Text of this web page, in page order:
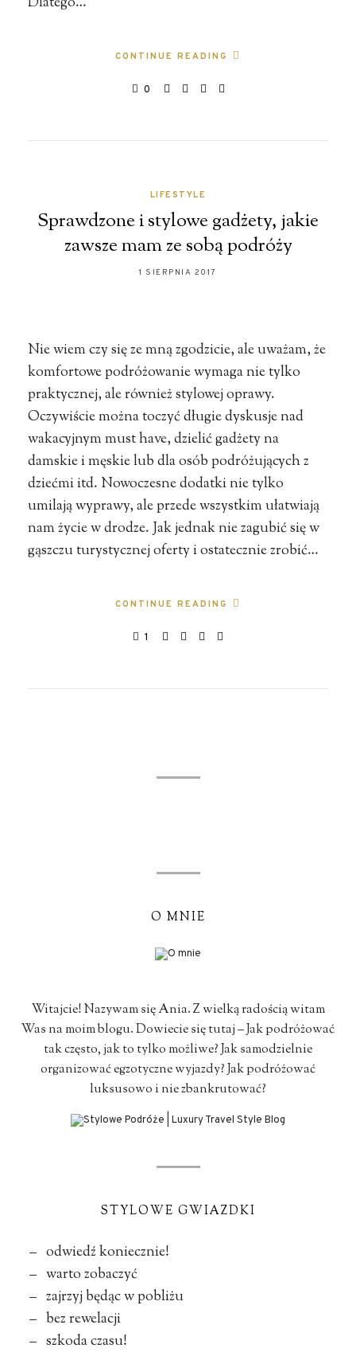
CONTINUE READING
0
LIFESTYLE
Sprawdzone i stylowe gadżety, jakie
zawsze mam ze sobą podróży
1 SIERPNIA 2017
Nie wiem czy się ze mną zgodzicie, ale uważam, że
komfortowe podróżowanie wymaga nie tylko
praktycznej, ale również stylowej oprawy.
Oczywiście można toczyć długie dyskusje nad
wakacyjnym must have, dzielić gadżety na
damskie i męskie lub dla osób podróżujących z
dziećmi itd. Nowoczesne dodatki nie tylko
umilają wyprawy, ale przede wszystkim ułatwiają
nam życie w drodze. Jak jednak nie zagubić się w
gąszczu turystycznej oferty i ostatecznie zrobić…
CONTINUE READING
1
O MNIE
Witajcie! Nazywam się Ania. Z wielką radością witam
Was na moim blogu. Dowiecie się tutaj – Jak podróżować
tak często, jak to tylko możliwe? Jak samodzielnie
organizować egzotyczne wyjazdy? Jak podróżować
luksusowo i nie zbankrutować?
STYLOWE GWIAZDKI
– odwiedź koniecznie!
– warto zobaczyć
– zajrzyj będąc w pobliżu
– bez rewelacji
– szkoda czasu!